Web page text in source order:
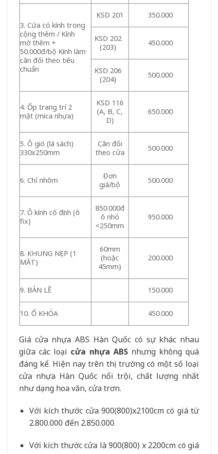
3. Cửa có kính trong
cộng thêm / Kính
mờ thêm +
50.000đ/bộ Kính làm
cân đối theo tiêu
chuẩn
KSD 201 350.000
KSD 202
(203)
450.000
KSD 206
(204)
500.000
4. Ốp trang trí 2
mặt (mica nhựa)
KSD 116
(A, B, C,
D)
650.000
5. Ô gió (lá sách)
330x250mm
Cân đối
theo cửa
500.000
6. Chỉ nhôm
Đơn
giá/bộ
500.000
7. Ô kính cố định (ô
fix)
850.000đ
ô nhỏ
<250mm
950.000
8. KHUNG NẸP (1
MẶT)
60mm
(hoặc
45mm)
200.000
9. BẢN LỀ 150.000
10. Ổ KHÓA 450.000
Giá cửa nhựa ABS Hàn Quốc có sự khác nhau
giữa các loại cửa nhựa ABS nhưng không quá
đáng kể. Hiện nay trên thị trường có một số loại
cửa nhựa Hàn Quốc nổi trội, chất lượng nhất
như dạng hoa văn, cửa trơn.
Với kích thước cửa 900(800)x2100cm có giá từ
2.800.000 đến 2.850.000
Với kích thước cửa là 900(800) x 2200cm có giá